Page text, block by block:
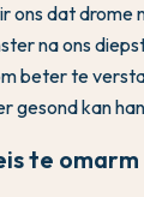
ons dat drome
na ons
beter te
gesond kan
te omarm